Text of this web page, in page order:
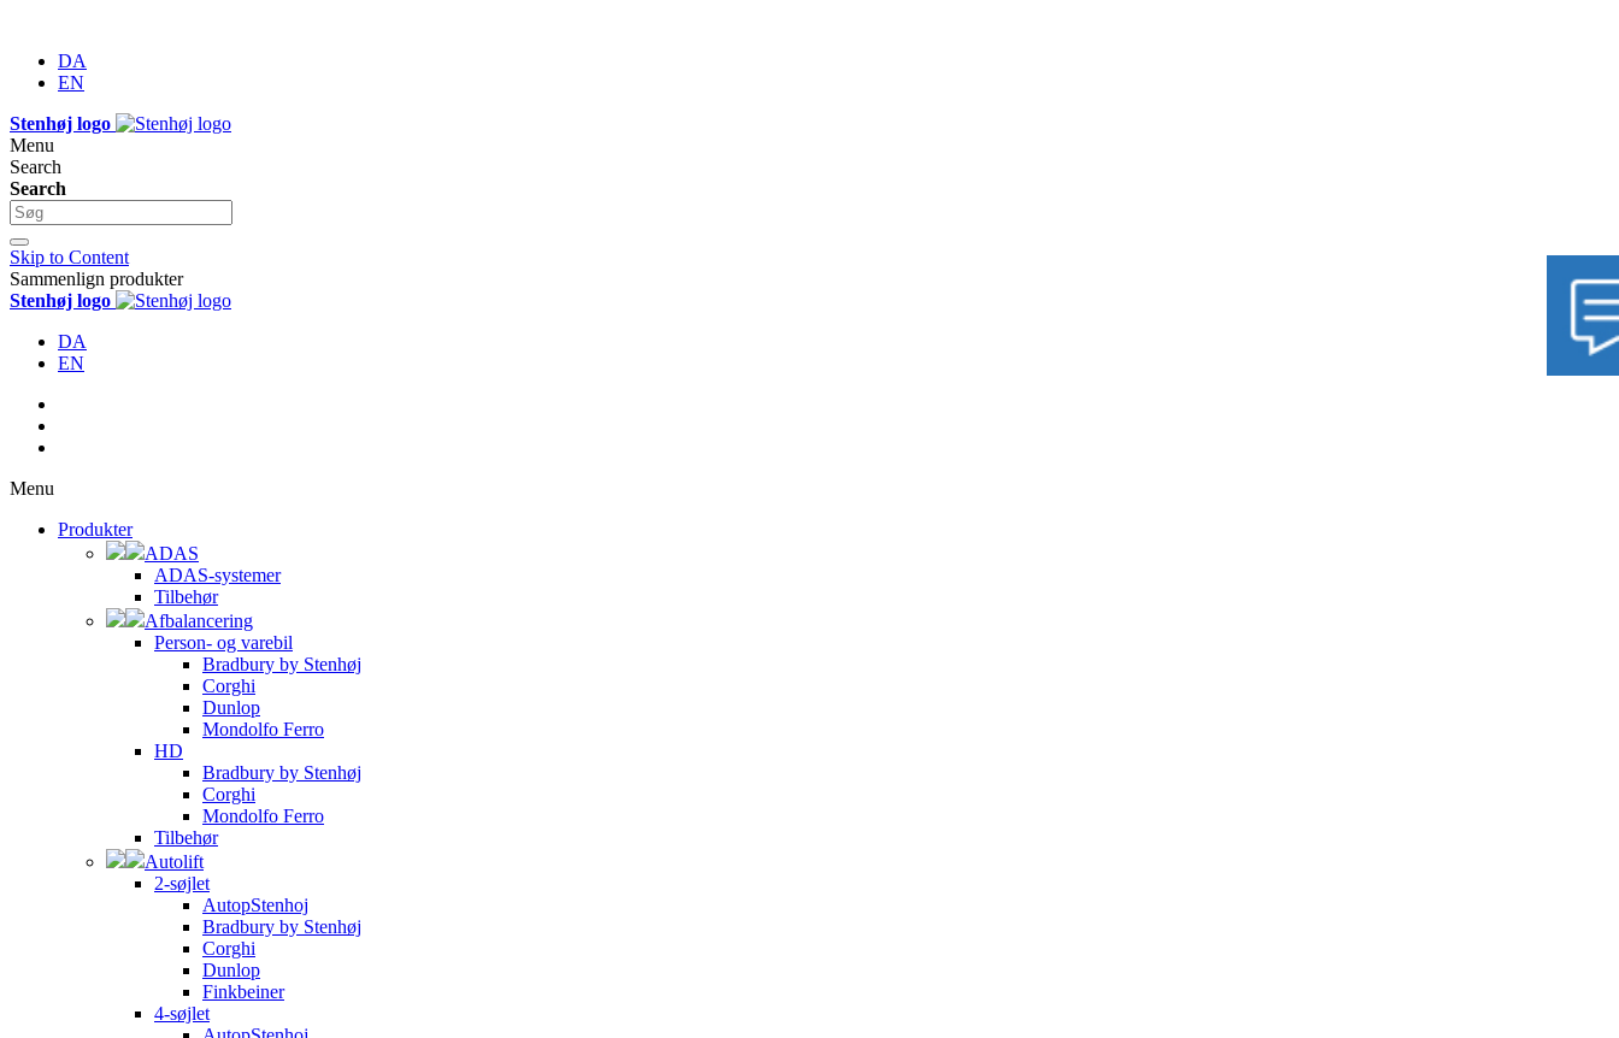
DA
EN
Stenhøj logo
Menu
Search
Search
Skip to Content
Sammenlign produkter
Stenhøj logo
DA
EN
Menu
Produkter
ADAS
ADAS-systemer
Tilbehør
Afbalancering
Person- og varebil
Bradbury by Stenhøj
Corghi
Dunlop
Mondolfo Ferro
HD
Bradbury by Stenhøj
Corghi
Mondolfo Ferro
Tilbehør
Autolift
2-søjlet
AutopStenhoj
Bradbury by Stenhøj
Corghi
Dunlop
Finkbeiner
4-søjlet